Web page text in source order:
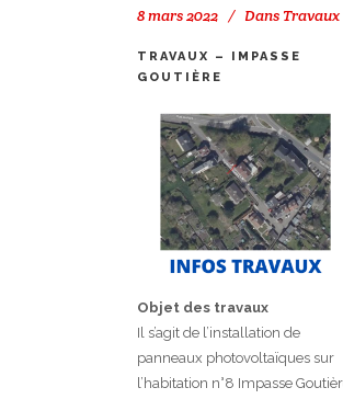
8 mars 2022 Dans Travaux
TRAVAUX – IMPASSE
GOUTIÈRE
Objet des travaux
Il s’agit de l’installation de
panneaux photovoltaïques sur
l’habitation n°8 Impasse